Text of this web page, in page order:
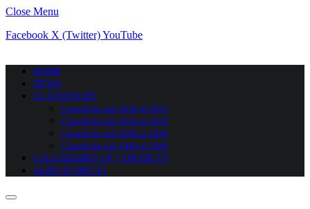
Close Menu
Facebook X (Twitter)YouTube
HOME
NEWS
CLASSIFICHE
Classifiche dal 2020 al 2025
Classifiche dal 2010 al 2019
Classifiche dal 2000 al 2009
Classifiche dal 1990 al 1999
CALENDARIO GP + ORARI TV
ALBO D’ORO F1